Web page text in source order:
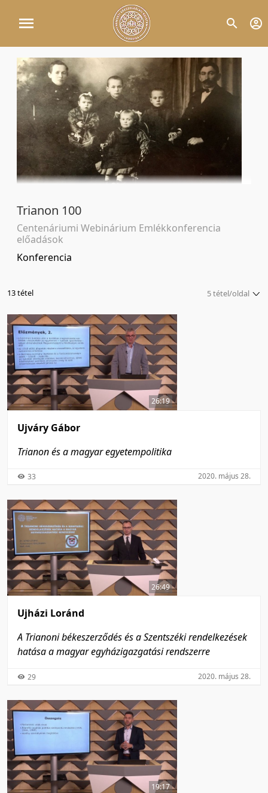
Trianon 100
Centenáriumi Webinárium Emlékkonferencia
előadások
Konferencia
13 tétel
5 tétel/oldal
26:19
Ujváry Gábor
Trianon és a magyar egyetempolitika
33 2020. május 28.
26:49
Ujházi Loránd
A Trianoni békeszerződés és a Szentszéki rendelkezések
hatása a magyar egyházigazgatási rendszerre
29 2020. május 28.
19:17